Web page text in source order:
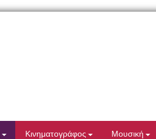
Κινηματογράφος Μουσική